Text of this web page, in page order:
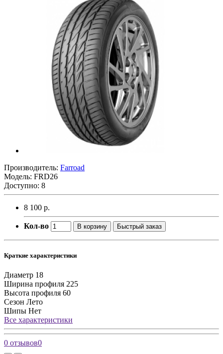
Производитель: Farroad
Модель: FRD26
Доступно: 8
8 100 р.
Кол-во В корзину Быстрый заказ
Краткие характеристики
Диаметр 18
Ширина профиля 225
Высота профиля 60
Сезон Лето
Шипы Нет
Все характеристики
0 отзывов0